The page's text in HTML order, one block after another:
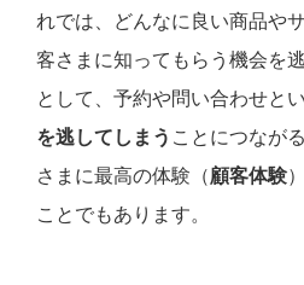
れでは、どんなに良い商品や
客さまに知ってもらう機会を
として、予約や問い合わせと
を逃してしまう ことにつなが
さまに最高の体験（顧客体験
ことでもあります。